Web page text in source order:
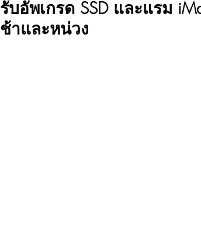
รับอัพเกรด SSD และแรม
ช้าและหน่วง